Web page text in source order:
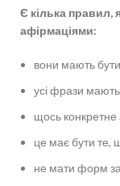
Є кілька правил,
афірмаціями:
вони мають
усі фрази мають
щось конкретне
це має бути те,
не мати форм